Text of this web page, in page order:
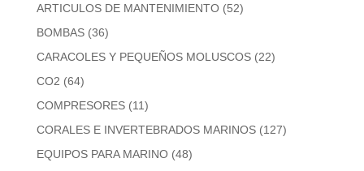
ARTICULOS DE MANTENIMIENTO (52)
BOMBAS (36)
CARACOLES Y PEQUEÑOS MOLUSCOS (22)
CO2 (64)
COMPRESORES (11)
CORALES E INVERTEBRADOS MARINOS (127)
EQUIPOS PARA MARINO (48)